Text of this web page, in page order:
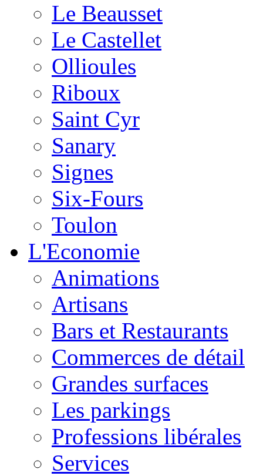
Le Beausset
Le Castellet
Ollioules
Riboux
Saint Cyr
Sanary
Signes
Six-Fours
Toulon
L'Economie
Animations
Artisans
Bars et Restaurants
Commerces de détail
Grandes surfaces
Les parkings
Professions libérales
Services